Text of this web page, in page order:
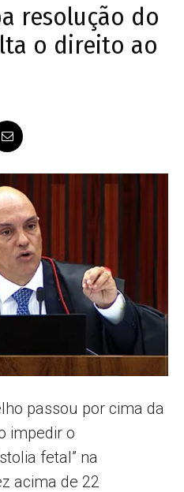
Popular
–
AL
resolução do
o direito ao
passou por cima da
impedir o
fetal” na
acima de 22